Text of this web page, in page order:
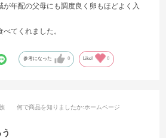
が年配の父母にも調度良く卵もほどよく入
てくれました。
参考になった 0 Like! 0
何で商品を知りましたか:ホームページ